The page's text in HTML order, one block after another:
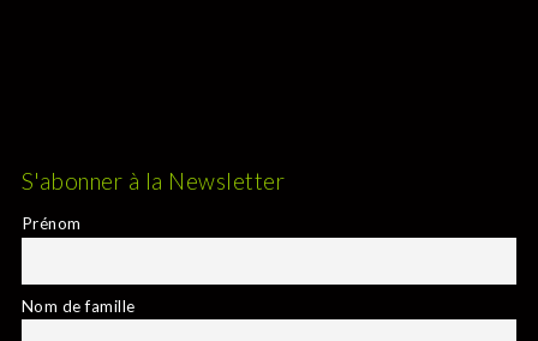
S'abonner à la Newsletter
Prénom
Nom de famille